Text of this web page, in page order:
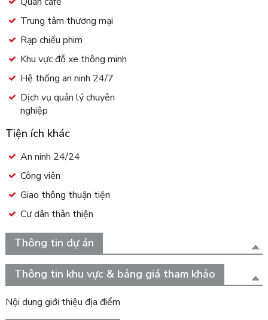
Trung tâm thương mại
Rạp chiếu phim
Khu vực đỗ xe thông minh
Hệ thống an ninh 24/7
Dịch vụ quản lý chuyên
nghiệp
Tiện ích khác
An ninh 24/24
Công viên
Giao thông thuận tiện
Cư dân thân thiện
Thông tin dự án
Thông tin khu vực & bảng giá tham khảo
Nội dung giới thiệu địa điểm